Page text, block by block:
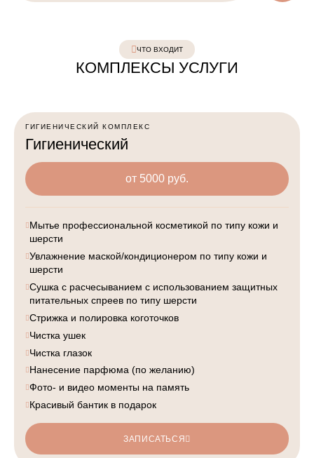
ЧТО ВХОДИТ
КОМПЛЕКСЫ УСЛУГИ
ГИГИЕНИЧЕСКИЙ КОМПЛЕКС
Гигиенический
от 5000 руб.
Мытье профессиональной косметикой по типу кожи и
шерсти
Увлажнение маской/кондиционером по типу кожи и
шерсти
Сушка с расчесыванием с использованием защитных
питательных спреев по типу шерсти
Стрижка и полировка коготочков
Чистка ушек
Чистка глазок
Нанесение парфюма (по желанию)
Фото- и видео моменты на память
Красивый бантик в подарок
ЗАПИСАТЬСЯ